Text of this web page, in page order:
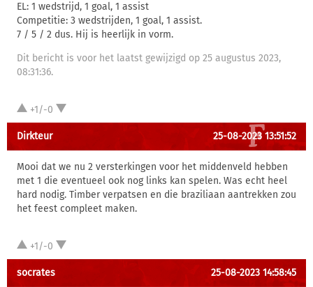
EL: 1 wedstrijd, 1 goal, 1 assist
Competitie: 3 wedstrijden, 1 goal, 1 assist.
7 / 5 / 2 dus. Hij is heerlijk in vorm.
Dit bericht is voor het laatst gewijzigd op 25 augustus 2023,
08:31:36.
+1/-0
Dirkteur 25-08-2023 13:51:52
Mooi dat we nu 2 versterkingen voor het middenveld hebben
met 1 die eventueel ook nog links kan spelen. Was echt heel
hard nodig. Timber verpatsen en die braziliaan aantrekken zou
het feest compleet maken.
+1/-0
socrates 25-08-2023 14:58:45